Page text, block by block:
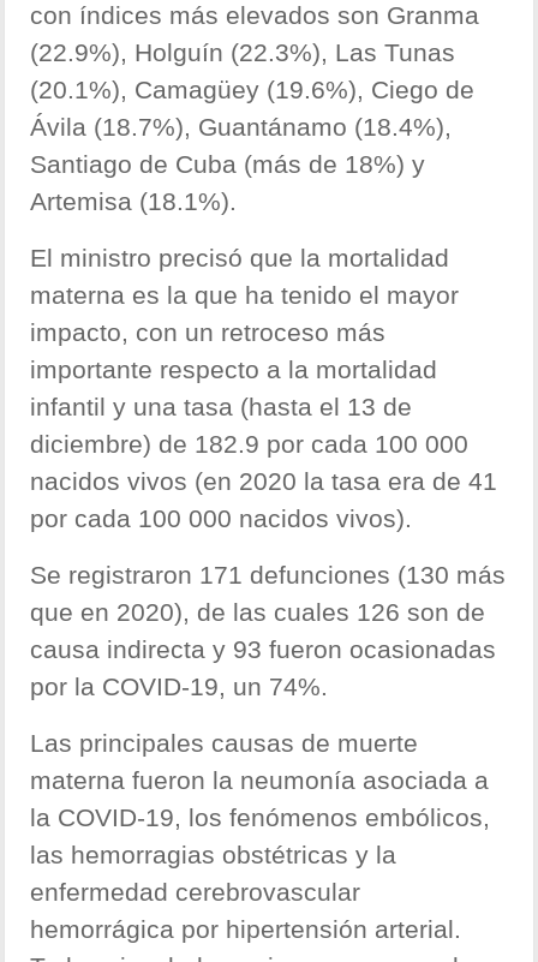
con índices más elevados son Granma
(22.9%), Holguín (22.3%), Las Tunas
(20.1%), Camagüey (19.6%), Ciego de
Ávila (18.7%), Guantánamo (18.4%),
Santiago de Cuba (más de 18%) y
Artemisa (18.1%).
El ministro precisó que la mortalidad
materna es la que ha tenido el mayor
impacto, con un retroceso más
importante respecto a la mortalidad
infantil y una tasa (hasta el 13 de
diciembre) de 182.9 por cada 100 000
nacidos vivos (en 2020 la tasa era de 41
por cada 100 000 nacidos vivos).
Se registraron 171 defunciones (130 más
que en 2020), de las cuales 126 son de
causa indirecta y 93 fueron ocasionadas
por la COVID-19, un 74%.
Las principales causas de muerte
materna fueron la neumonía asociada a
la COVID-19, los fenómenos embólicos,
las hemorragias obstétricas y la
enfermedad cerebrovascular
hemorrágica por hipertensión arterial.